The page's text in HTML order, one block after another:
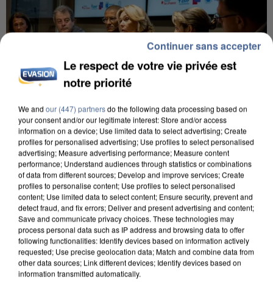
INCENDIES : L’ÎLE-DE-FRANCE LANCE UN ÉLAN
DE SOLIDARITÉ AVEC LES...
Le respect de votre vie privée est
notre priorité
We and our (447) partnersdo the following data processing based on
your consent and/or our legitimate interest: Store and/or access
information on a device; Use limited data to select advertising; Create
profiles for personalised advertising; Use profiles to select personalised
advertising; Measure advertising performance; Measure content
performance; Understand audiences through statistics or combinations
of data from different sources; Develop and improve services; Create
profiles to personalise content; Use profiles to select personalised
content; Use limited data to select content; Ensure security, prevent and
detect fraud, and fix errors; Deliver and present advertising and content;
Save and communicate privacy choices. These technologies may
process personal data such as IP address and browsing data to offer
following functionalities: Identify devices based on information actively
requested; Use precise geolocation data; Match and combine data from
other data sources; Link different devices; Identify devices based on
information transmitted automatically.
Continuer sans accepter